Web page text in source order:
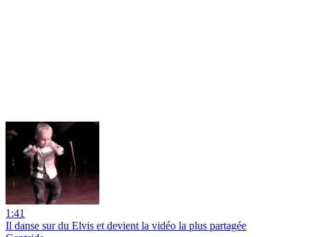
1:41
Il danse sur du Elvis et devient la vidéo la plus partagée